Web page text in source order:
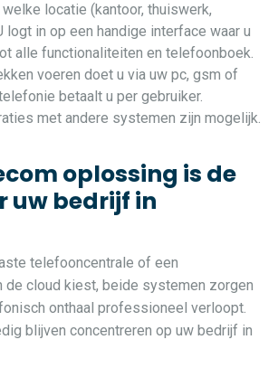
locatie (kantoor, thuiswerk,
logt in op een handige interface waar u
alle functionaliteiten en telefoonboek.
voeren doet u via uw pc, gsm of
betaalt u per gebruiker.
met andere systemen zijn mogelijk.
oplossing is de
uw bedrijf in
telefooncentrale of een
de cloud kiest, beide systemen zorgen
onthaal professioneel verloopt.
blijven concentreren op uw bedrijf in